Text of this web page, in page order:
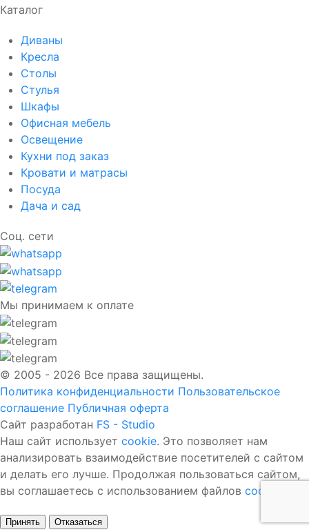
Каталог
Диваны
Кресла
Столы
Стулья
Шкафы
Офисная мебель
Освещение
Кухни под заказ
Кровати и матрасы
Посуда
Дача и сад
Соц. сети
Мы принимаем к оплате
© 2005 - 2026 Все права защищены.
Политика конфиденциальности Пользовательское
соглашение Публичная оферта
Сайт разработан FS - Studio
Наш сайт использует cookie. Это позволяет нам
анализировать взаимодействие посетителей с сайтом
и делать его лучше. Продолжая пользоваться сайтом,
вы соглашаетесь с использованием файлов cookie
Принять Отказаться